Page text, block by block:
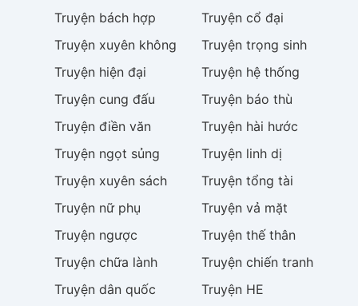
Truyện bách hợp Truyện cổ đại
Truyện xuyên không Truyện trọng sinh
Truyện hiện đại Truyện hệ thống
Truyện cung đấu Truyện báo thù
Truyện điền văn Truyện hài hước
Truyện ngọt sủng Truyện linh dị
Truyện xuyên sách Truyện tổng tài
Truyện nữ phụ Truyện vả mặt
Truyện ngược Truyện thế thân
Truyện chữa lành Truyện chiến tranh
Truyện dân quốc Truyện HE